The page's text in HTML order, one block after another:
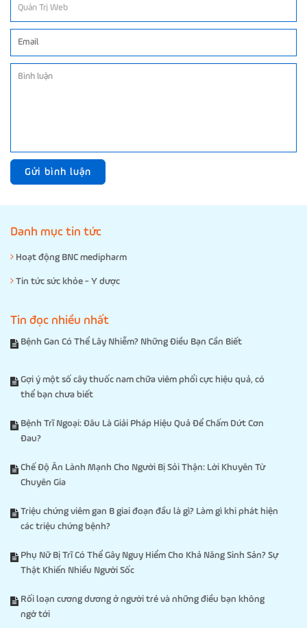
Gửi bình luận
Danh mục tin tức
Hoạt động BNC medipharm
Tin tức sức khỏe - Y dược
Tin đọc nhiều nhất
Bệnh Gan Có Thể Lây Nhiễm? Những Điều Bạn Cần Biết
Gợi ý một số cây thuốc nam chữa viêm phổi cực hiệu quả, có
thể bạn chưa biết
Bệnh Trĩ Ngoại: Đâu Là Giải Pháp Hiệu Quả Để Chấm Dứt Cơn
Đau?
Chế Độ Ăn Lành Mạnh Cho Người Bị Sỏi Thận: Lời Khuyên Từ
Chuyên Gia
Triệu chứng viêm gan B giai đoạn đầu là gì? Làm gì khi phát hiện
các triệu chứng bệnh?
Phụ Nữ Bị Trĩ Có Thể Gây Nguy Hiểm Cho Khả Năng Sinh Sản? Sự
Thật Khiến Nhiều Người Sốc
Rối loạn cương dương ở người trẻ và những điều bạn không
ngờ tới